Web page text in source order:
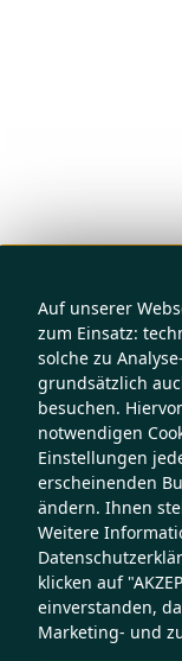
Auf unserer
zum Einsatz:
solche zu
grundsätzlich
besuchen.
notwendigen
Einstellungen
erscheinenden
ändern. Ihnen
Weitere
klicken auf
einverstanden,
Marketing- und